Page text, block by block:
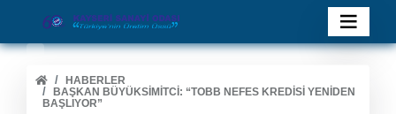
HABERLER
BAŞKAN BÜYÜKSIMITCI: “TOBB NEFES KREDISI YENIDEN
BAŞLIYOR”